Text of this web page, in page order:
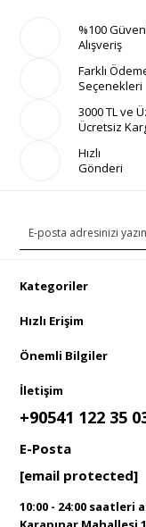
%100
Alışveriş
Farklı
Seçenekleri
3000 TL ve
Ücretsiz
Hızlı
Gönderi
Kategoriler
Hızlı Erişim
Önemli Bilgiler
İletişim
+90541 122 35
E-Posta
[email protected]
10:00 - 24:00 saatleri